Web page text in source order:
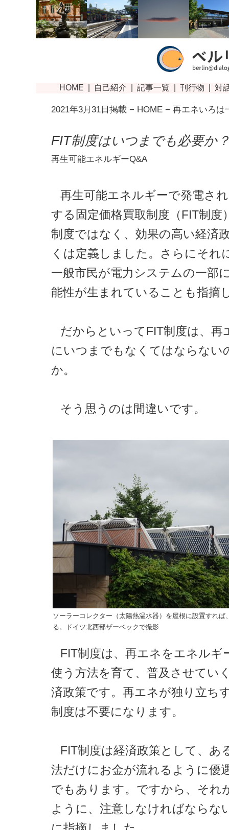
2021年3月31日掲載 − HOME − 再エネいろは
FIT制度はいつまでも必要か
再生可能エネルギーQ&A
再生可能エネルギーで発電さ
する固定価格買取制度（FIT制度
制度ではなく、効果の高い経済
くは定義しました。さらにそれ
一般市民が電力システムの一部
能性が生まれていることも指摘
だからといってFIT制度は、再
にいつまでもなくてはならない
か。
そう思うのは間違いです。
ソーラーコレクター（太陽熱温水器）を屋根に設置すれば
る。ドイツ北西部ザーベックで撮影
FIT制度は、再エネをエネルギ
使う方法を育て、普及させてい
済政策です。再エネが独り立ち
制度は不要になります。
FIT制度は経済政策として、あ
法だけにお金が流れるように優
でもあります。ですから、それ
ように、注意しなければならな